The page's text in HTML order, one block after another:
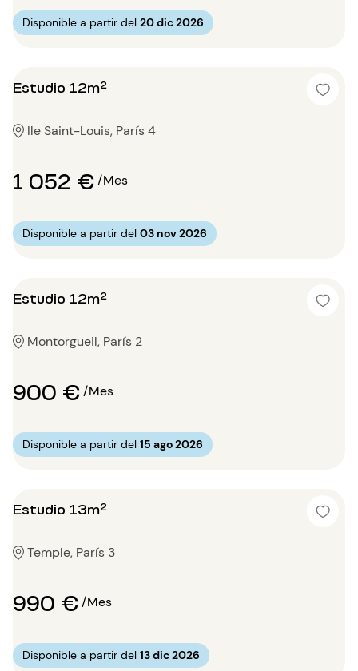
Disponible a partir del 20 dic 2026
Estudio 12m²
Ile Saint-Louis, París 4
1 052 €/Mes
Disponible a partir del 03 nov 2026
Estudio 12m²
Montorgueil, París 2
900 €/Mes
Disponible a partir del 15 ago 2026
Estudio 13m²
Temple, París 3
990 €/Mes
Disponible a partir del 13 dic 2026